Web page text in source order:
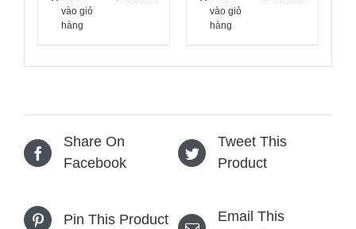
vào giỏ
hàng
vào giỏ
hàng
Share On
Facebook
Tweet This
Product
Pin This Product
Email This